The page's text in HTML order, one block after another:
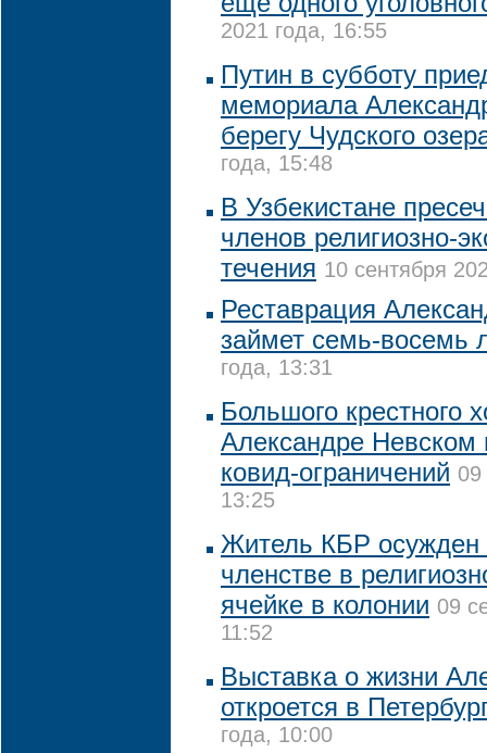
2021 года, 16:55
Путин в субботу
мемориала
берегу Чудского
года, 15:48
В Узбекистане
членов религиозно-
течения 10 сентября
Реставрация
займет семь-восемь
года, 13:31
Большого крестного
Александре Невском
ковид-ограничений 09
13:25
Житель КБР осужден
членстве в
ячейке в колонии 09
11:52
Выставка о жизни
откроется в
года, 10:00